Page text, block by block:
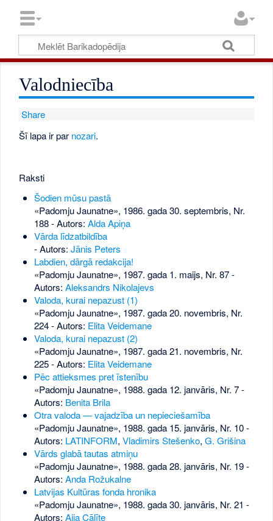
Valodniecība
Share
Šī lapa ir par nozari.
Raksti
Šodien mūsu pastā
«Padomju Jaunatne», 1986. gada 30. septembris, Nr.
188- Autors: Alda Apiņa
Vārda līdzatbildība
- Autors: Jānis Peters
Labdien, dārgā redakcija!
«Padomju Jaunatne», 1987. gada 1. maijs, Nr. 87-
Autors: Aleksandrs Nikolajevs
Valoda, kurai nepazust (1)
«Padomju Jaunatne», 1987. gada 20. novembris, Nr.
224- Autors: Elita Veidemane
Valoda, kurai nepazust (2)
«Padomju Jaunatne», 1987. gada 21. novembris, Nr.
225- Autors: Elita Veidemane
Pēc attieksmes pret īstenību
«Padomju Jaunatne», 1988. gada 12. janvāris, Nr. 7-
Autors: Benita Brila
Otra valoda — vajadzība un nepieciešamība
«Padomju Jaunatne», 1988. gada 15. janvāris, Nr. 10-
Autors: LATINFORM, Vladimirs Stešenko, G. Grišina
Vārds glabā tautas atmiņu
«Padomju Jaunatne», 1988. gada 28. janvāris, Nr. 19-
Autors: Anda Rožukalne
Latvijas Kultūras fonda hronika
«Padomju Jaunatne», 1988. gada 30. janvāris, Nr. 21 -
Autors: Aija Cālīte